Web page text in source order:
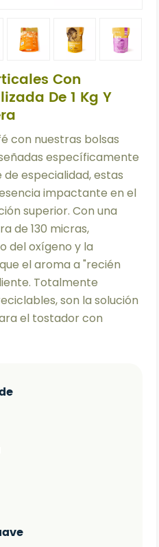
Con
De 1 Kg Y
con nuestras bolsas
específicamente
especialidad, estas
impactante en el
superior. Con una
de 130 micras,
del oxígeno y la
el aroma a "recién
Totalmente
son la solución
el tostador con